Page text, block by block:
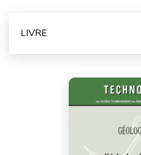
LIVRE